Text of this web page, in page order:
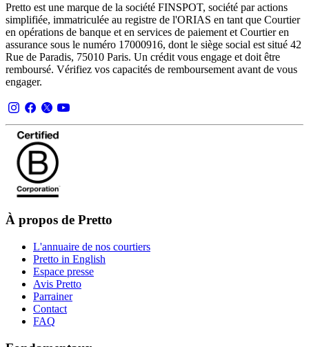
Pretto est une marque de la société FINSPOT, société par actions
simplifiée, immatriculée au registre de l'ORIAS en tant que Courtier
en opérations de banque et en services de paiement et Courtier en
assurance sous le numéro 17000916, dont le siège social est situé 42
Rue de Paradis, 75010 Paris. Un crédit vous engage et doit être
remboursé. Vérifiez vos capacités de remboursement avant de vous
engager.
À propos de Pretto
L'annuaire de nos courtiers
Pretto in English
Espace presse
Avis Pretto
Parrainer
Contact
FAQ